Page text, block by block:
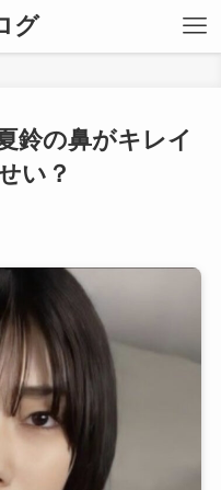
グ
鈴の鼻がキレイ
い？